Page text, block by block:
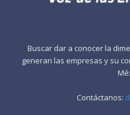
Buscar dar a conocer la
generan las empresas y su
Contáctanos: